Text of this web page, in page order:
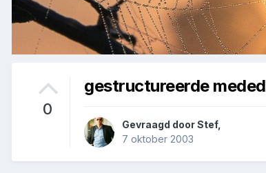
0
gestructureerde
Gevraagd doorStef,
7 oktober 2003